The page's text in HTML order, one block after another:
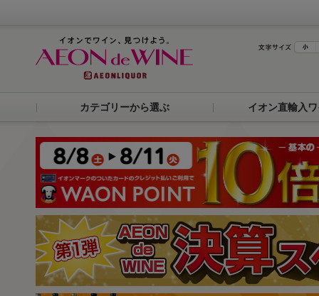
カテゴリーから選ぶ イオン直輸入